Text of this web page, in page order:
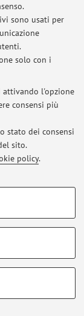
sono usati per
solo con i
attivando l'opzione
consensi più
stato dei consensi
sito.
policy.
per il corretto
sito.
01131710376